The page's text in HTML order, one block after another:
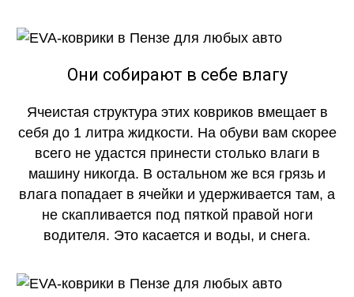
Они собирают в себе влагу
Ячеистая структура этих ковриков вмещает в
себя до 1 литра жидкости. На обуви вам скорее
всего не удастся принести столько влаги в
машину никогда. В остальном же вся грязь и
влага попадает в ячейки и удерживается там, а
не скапливается под пяткой правой ноги
водителя. Это касается и воды, и снега.